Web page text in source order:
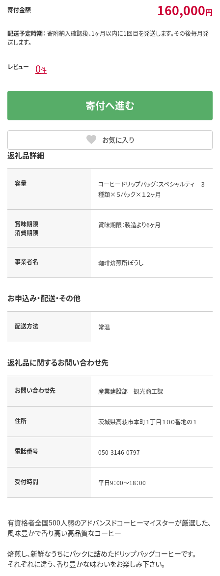
寄付金額 160,000円
配送予定時期： 寄附納入確認後、1ヶ月以内に1回目を発送します。その後毎月発
送します。
レビュー 0件
お気に入り
寄付へ進む
返礼品詳細
容量
コーヒードリップバッグ：スペシャルティ ３
種類×５パック×１２ヶ月
賞味期限
消費期限
賞味期限：製造より6ヶ月
事業者名 珈琲焙煎所ぼうし
お申込み・配送・その他
配送方法 常温
返礼品に関するお問い合わせ先
お問い合わせ先 産業建設部 観光商工課
住所 茨城県高萩市本町１丁目１００番地の１
電話番号 050-3146-0797
受付時間 平日9：00～18：00
有資格者全国500人弱のアドバンスドコーヒーマイスターが厳選した、
風味豊かで香り高い高品質なコーヒー
焙煎し、新鮮なうちにパックに詰めたドリップバッグコーヒーです。
それぞれに違う、香り豊かな味わいをお楽しみ下さい。